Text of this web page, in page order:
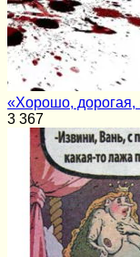
«Хорошо, дорогая,
3 367